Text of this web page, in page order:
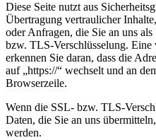
Diese Seite nutzt aus
Übertragung vertraulicher
oder Anfragen, die Sie an uns
bzw. TLS-Verschlüsselung. Eine
erkennen Sie daran, dass die
auf „https://“ wechselt und an
Browserzeile.
Wenn die SSL- bzw. TLS-
Daten, die Sie an uns
werden.